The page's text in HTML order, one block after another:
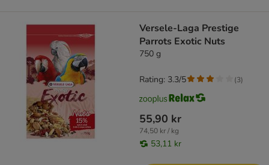
Versele-Laga Prestige
Parrots Exotic Nuts
750 g
55,90 kr
74,50 kr / kg
53,11 kr
Rating: 3.3/5 (3)